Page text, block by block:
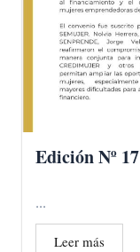
Edición Nº 17
...
Leer más